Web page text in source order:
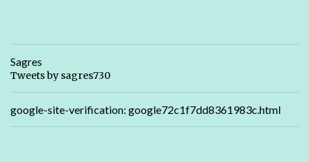
Sagres
Tweets by sagres730
google-site-verification: google72c1f7dd8361983c.html